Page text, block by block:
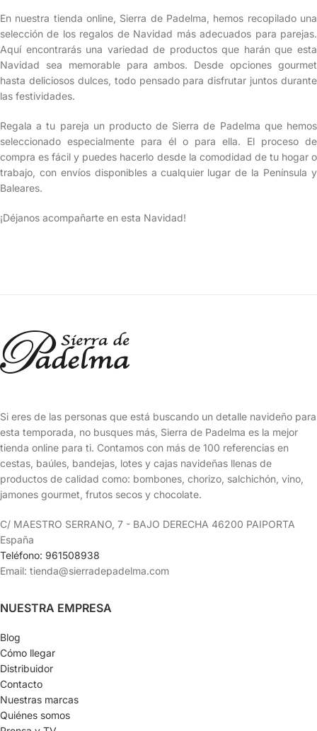
En nuestra tienda online, Sierra de Padelma, hemos recopilado una
selección de los regalos de Navidad más adecuados para parejas.
Aquí encontrarás una variedad de productos que harán que esta
Navidad sea memorable para ambos. Desde opciones gourmet
hasta deliciosos dulces, todo pensado para disfrutar juntos durante
las festividades.
Regala a tu pareja un producto de Sierra de Padelma que hemos
seleccionado especialmente para él o para ella. El proceso de
compra es fácil y puedes hacerlo desde la comodidad de tu hogar o
trabajo, con envíos disponibles a cualquier lugar de la Península y
Baleares.
¡Déjanos acompañarte en esta Navidad!
Si eres de las personas que está buscando un detalle navideño para
esta temporada, no busques más, Sierra de Padelma es la mejor
tienda online para ti. Contamos con más de 100 referencias en
cestas, baúles, bandejas, lotes y cajas navideñas llenas de
productos de calidad como: bombones, chorizo, salchichón, vino,
jamones gourmet, frutos secos y chocolate.
C/ MAESTRO SERRANO, 7 - BAJO DERECHA 46200 PAIPORTA
España
Teléfono: 961508938
Email: tienda@sierradepadelma.com
NUESTRA EMPRESA
Blog
Cómo llegar
Distribuidor
Contacto
Nuestras marcas
Quiénes somos